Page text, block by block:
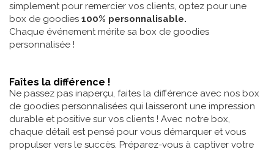
simplement pour remercier vos clients, optez pour une
box de goodies 100% personnalisable.
Chaque événement mérite sa box de goodies
personnalisée !
Faîtes la différence !
Ne passez pas inaperçu, faites la différence avec nos box
de goodies personnalisées qui laisseront une impression
durable et positive sur vos clients ! Avec notre box,
chaque détail est pensé pour vous démarquer et vous
propulser vers le succès. Préparez-vous à captiver votre